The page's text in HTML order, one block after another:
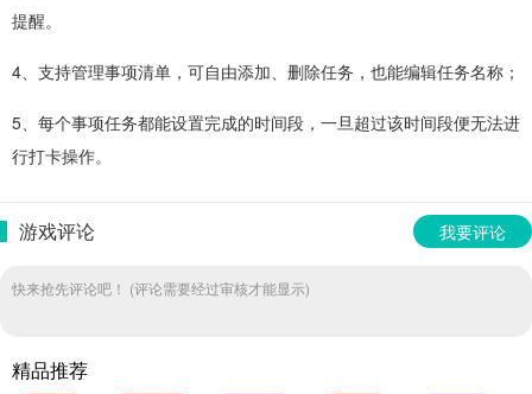
提醒。
4、支持管理事项清单，可自由添加、删除任务，也能编辑任务名称；
5、每个事项任务都能设置完成的时间段，一旦超过该时间段便无法进
行打卡操作。
游戏评论 我要评论
快来抢先评论吧！ (评论需要经过审核才能显示)
精品推荐